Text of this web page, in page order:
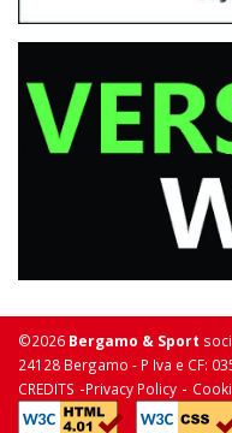
©2026 Bergamo & Sport
24128 Bergamo - P Iva e CF:
CREDITS -Privacy Policy -